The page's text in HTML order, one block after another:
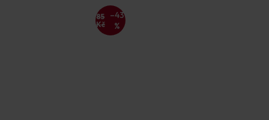
85
Kč
–43
%